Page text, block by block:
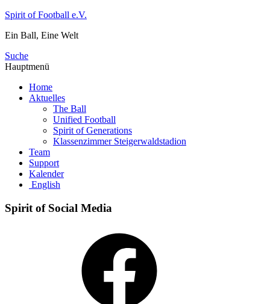
Zum
springen
Spirit of Football e.V.
Ein Ball, Eine Welt
Suche
Hauptmenü
Home
Aktuelles
The Ball
Unified Football
Spirit of Generations
Klassenzimmer Steigerwaldstadion
Team
Support
Kalender
English
Spirit of Social Media